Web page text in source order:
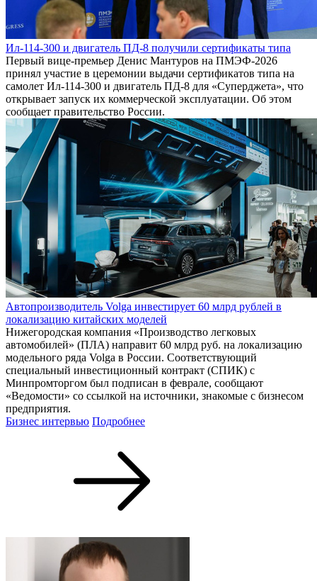
Ил-114-300 и двигатель ПД-8 получили сертификаты типа
Первый вице-премьер Денис Мантуров на ПМЭФ-2026
принял участие в церемонии выдачи сертификатов типа на
самолет Ил-114-300 и двигатель ПД-8 для «Суперджета», что
открывает запуск их коммерческой эксплуатации. Об этом
сообщает правительство России.
Автопроизводитель Volga инвестирует 60 млрд рублей в
локализацию китайских моделей
Нижегородская компания «Производство легковых
автомобилей» (ПЛА) направит 60 млрд руб. на локализацию
модельного ряда Volga в России. Соответствующий
специальный инвестиционный контракт (СПИК) с
Минпромторгом был подписан в феврале, сообщают
«Ведомости» со ссылкой на источники, знакомые с бизнесом
предприятия.
Бизнес интервью Подробнее